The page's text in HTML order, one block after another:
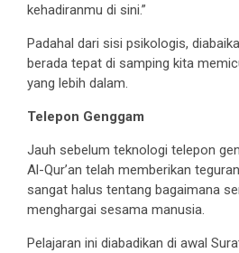
kehadiranmu di sini.”
Padahal dari sisi psikologis,
berada tepat di samping kita
yang lebih dalam.
Telepon Genggam
Jauh sebelum teknologi telepon
Al-Qur’an telah memberikan
sangat halus tentang bagaimana
menghargai sesama manusia.
Pelajaran ini diabadikan di awal